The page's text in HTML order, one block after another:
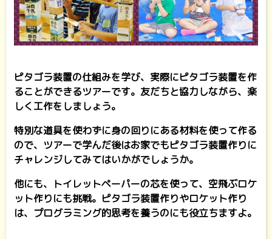
ピタゴラ装置の仕組みを学び、実際にピタゴラ装置を作
ることができるツアーです。友だちと協力しながら、楽
しく工作をしましょう。
特別な道具を使わずに身の回りにある材料を使って作る
ので、ツアーで学んだ後はお家でもピタゴラ装置作りに
チャレンジしてみてはいかがでしょうか。
他にも、トイレットペーパーの芯を使って、空飛ぶロケ
ット作りにも挑戦。ピタゴラ装置作りやロケット作り
は、プログラミング的思考を養うのにも役立ちますよ。